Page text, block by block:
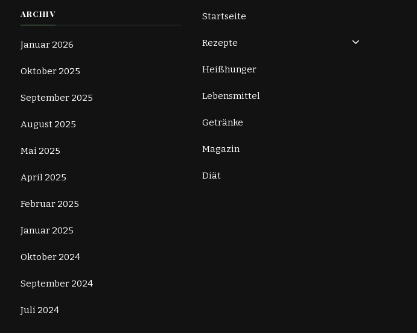
ARCHIV
Januar 2026
Oktober 2025
September 2025
August 2025
Mai 2025
April 2025
Februar 2025
Januar 2025
Oktober 2024
September 2024
Juli 2024
Startseite
Rezepte
Heißhunger
Lebensmittel
Getränke
Magazin
Diät